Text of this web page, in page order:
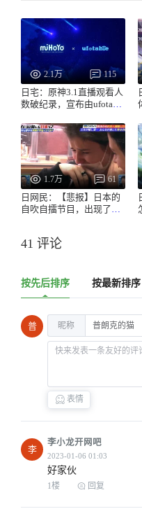
2.1万 115
日宅：原神3.1直播观看人
数破纪录，宣布由ufotable
1.7万 61
日网民：【悲报】日本的
自吹自擂节目，出现了因
41 评论
按先后排序 按最新排序
普 昵称
表情
李
李小龙开网吧
好家伙
1楼 回复